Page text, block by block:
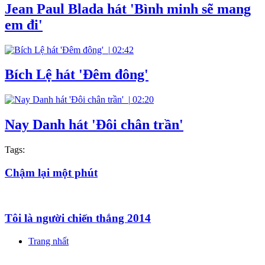
Jean Paul Blada hát 'Bình minh sẽ mang
em đi'
| 02:42
Bích Lệ hát 'Đêm đông'
| 02:20
Nay Danh hát 'Đôi chân trần'
Tags:
Chậm lại một phút
Tôi là người chiến thắng 2014
Trang nhất